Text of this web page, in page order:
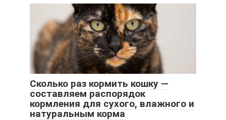
Сколько раз кормить кошку —
составляем распорядок
кормления для сухого, влажного и
натуральным корма